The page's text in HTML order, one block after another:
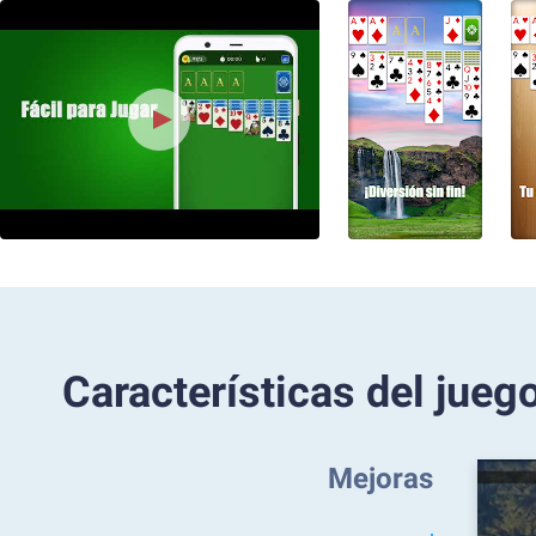
Características del
Mejoras